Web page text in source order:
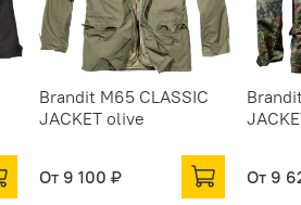
Brandit M65 CLASSIC
JACKET olive
От 9 100 ₽ От 9